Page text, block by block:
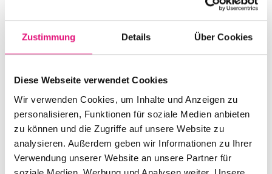
Zustimmung Details Über Cookies
Diese Webseite verwendet Cookies
Wir verwenden Cookies, um Inhalte und Anzeigen zu
personalisieren, Funktionen für soziale Medien anbieten
zu können und die Zugriffe auf unsere Website zu
analysieren. Außerdem geben wir Informationen zu Ihrer
Verwendung unserer Website an unsere Partner für
zum diesjährigen
und Sichtbarkeit
sind uns wichtig!
26.06.2026 –
WO
Zoo Palast Berlin,
Hardenbergstraße
29a, 10623 Berlin